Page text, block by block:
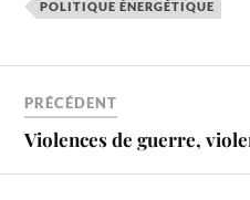
POLITIQUE ÉNERGÉTIQUE
PRÉCÉDENT
Violences de guerre,